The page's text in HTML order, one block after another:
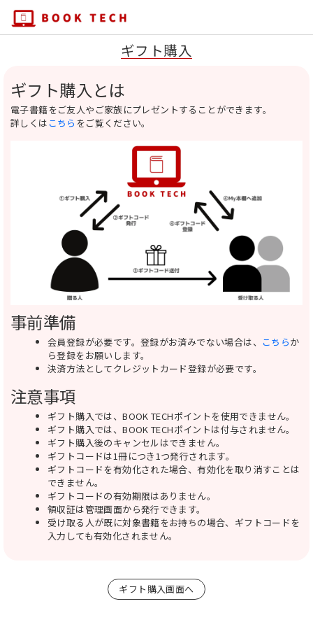
ギフト購入
ギフト購入とは
電子書籍をご友人やご家族にプレゼントすることができます。
詳しくは こちら をご覧ください。
事前準備
会員登録が必要です。登録がお済みでない場合は、 こちらか
ら登録をお願いします。
決済方法としてクレジットカード登録が必要です。
注意事項
ギフト購入では、BOOK TECHポイントを使用できません。
ギフト購入では、BOOK TECHポイントは付与されません。
ギフト購入後のキャンセルはできません。
ギフトコードは1冊につき1つ発行されます。
ギフトコードを有効化された場合、有効化を取り消すことは
できません。
ギフトコードの有効期限はありません。
領収証は管理画面から発行できます。
受け取る人が既に対象書籍をお持ちの場合、ギフトコードを
入力しても有効化されません。
ギフト購入画面へ